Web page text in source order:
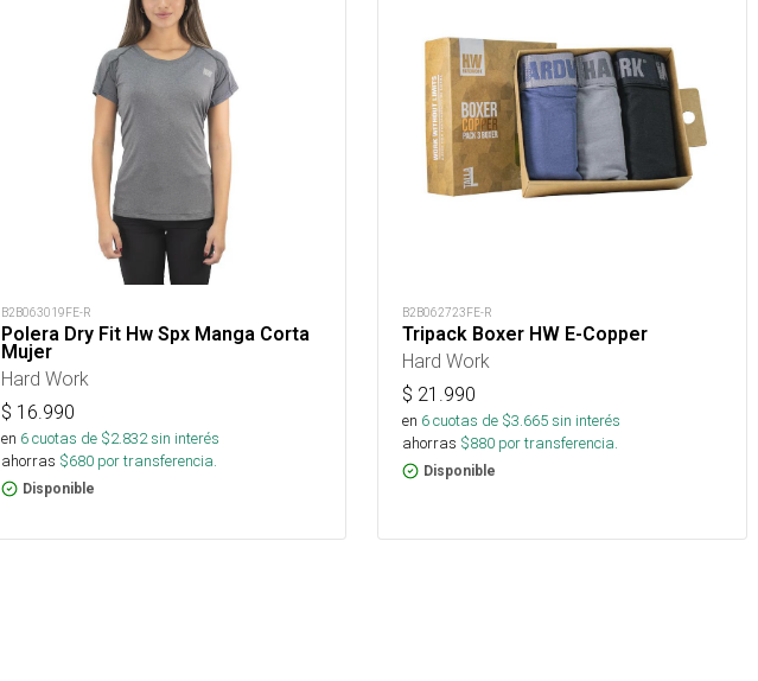
B2B063019FE-R
Polera Dry Fit Hw Spx Manga Corta
Mujer
Hard Work
$ 16.990
en 6cuotas de $2.832sin interés
ahorras $680 por transferencia.
Disponible
B2B062723FE-R
Tripack Boxer HW E-Copper
Hard Work
$ 21.990
en 6cuotas de $3.665sin interés
ahorras $880 por transferencia.
Disponible